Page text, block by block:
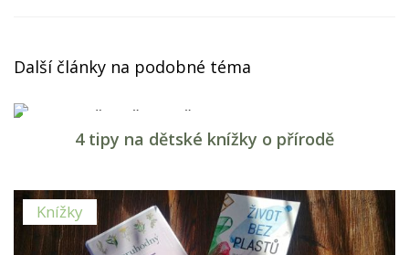
Další články na podobné téma
4 tipy na dětské knížky o přírodě
Knížky